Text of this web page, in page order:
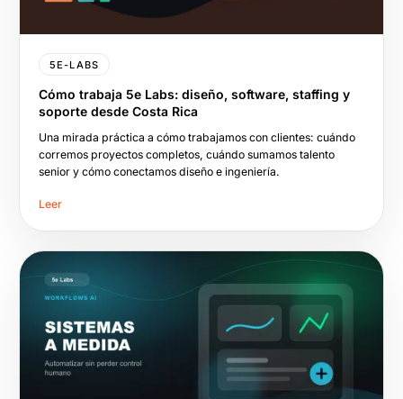
5E-LABS
Cómo trabaja 5e Labs: diseño, software, staffing y
soporte desde Costa Rica
Una mirada práctica a cómo trabajamos con clientes: cuándo
corremos proyectos completos, cuándo sumamos talento
senior y cómo conectamos diseño e ingeniería.
Leer